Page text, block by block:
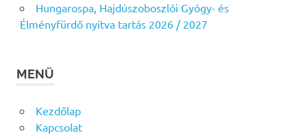
Hungarospa, Hajdúszoboszlói Gyógy- és
Élményfürdő nyitva tartás 2026 / 2027
MENÜ
Kezdőlap
Kapcsolat